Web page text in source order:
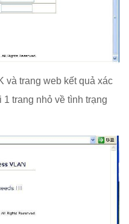
và trang web kết quả xác
trang nhỏ về tình trạng